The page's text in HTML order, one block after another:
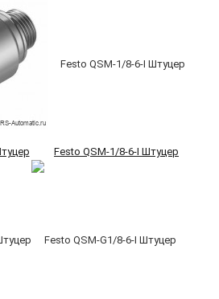
Festo QSM-1/8-6-I Штуцер